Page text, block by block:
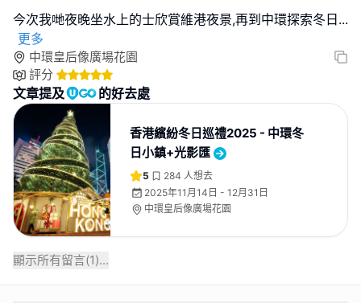
今次我哋夜晚坐水上的士欣賞維港夜景,再到中環探索冬日...
更多
中環皇后像廣場花園
評分
文章提及 的好去處
香港繽紛冬日巡禮2025 - 中環冬
日小鎮+光影匯
5 284 人想去
2025年11月14日 - 12月31日
中環皇后像廣場花園
顯示所有留言(1)...